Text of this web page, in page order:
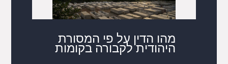
מהו הדין על פי המסורת
היהודית לקבורה בקומות